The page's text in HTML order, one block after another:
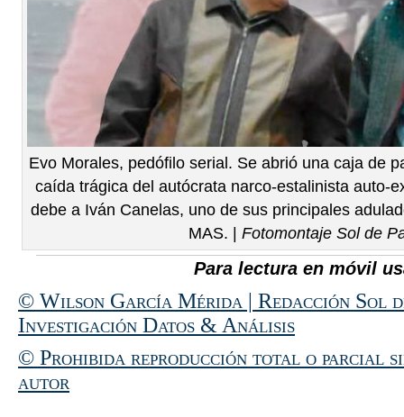
Evo Morales, pedófilo serial. Se abrió una caja de
caída trágica del autócrata narco-estalinista auto-
debe a Iván Canelas, uno de sus principales
MAS. | Fotomontaje Sol de
Para lectura en móvil
© Wilson García Mérida | Redacción Sol
Investigación Datos & Análisis
© Prohibida reproducción total o parcial
autor